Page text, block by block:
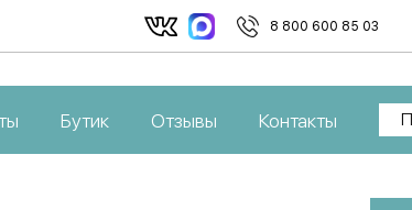
8 800 600 85 03
Бутик Отзывы Контакты